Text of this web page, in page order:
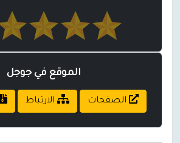
الموقع في جوجل
الصفحات الارتباط